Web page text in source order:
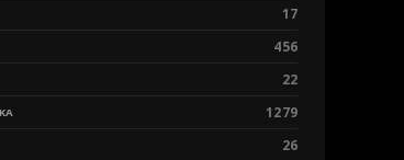
17
456
22
1279
26